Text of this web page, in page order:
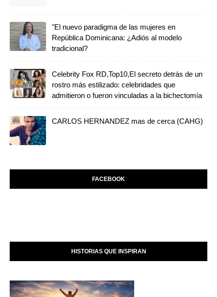
"El nuevo paradigma de las mujeres en
República Dominicana: ¿Adiós al modelo
tradicional?
Celebrity Fox RD,Top10,El secreto detrás de un
rostro más estilizado: celebridades que
admitieron o fueron vinculadas a la bichectomía
CARLOS HERNANDEZ mas de cerca (CAHG)
FACEBOOK
HISTORIAS QUE INSPIRAN